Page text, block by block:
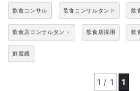
飲食コンサル 飲食コンサルタント 飲
飲食店コンサルタント 飲食店採用 飲
鮮度感
1 / 1 1